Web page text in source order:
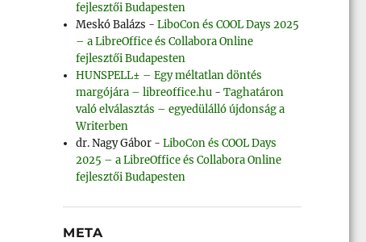
fejlesztői Budapesten
Meskó Balázs -LiboCon és COOL Days 2025
– a LibreOffice és Collabora Online
fejlesztői Budapesten
HUNSPELL± – Egy méltatlan döntés
margójára – libreoffice.hu -Taghatáron
való elválasztás – egyedülálló újdonság a
Writerben
dr. Nagy Gábor -LiboCon és COOL Days
2025 – a LibreOffice és Collabora Online
fejlesztői Budapesten
META